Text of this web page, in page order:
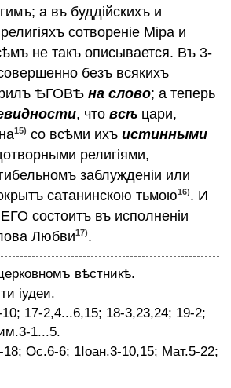
а въ буддiйскихъ и
сотворенiе Мiра и
не такъ описывается. Въ 3-
безъ всякихъ
ѢГОВѢ на слово; а теперь
, что всѣ цари,
15) со всѣми ихъ истинными
религiями,
заблужденiи или
сатанинскою тьмою16). И
состоитъ въ исполненiи
Любви17).
вѣстникѣ.
iудеи.
17-2,4...6,15; 18-3,23,24; 19-2;
1...5.
Ос.6-6; 1Iоан.3-10,15; Мат.5-22;